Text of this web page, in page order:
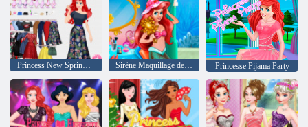
Princess New Spring Tendances Sirène Maquillage de mode Princesse Pijama Party